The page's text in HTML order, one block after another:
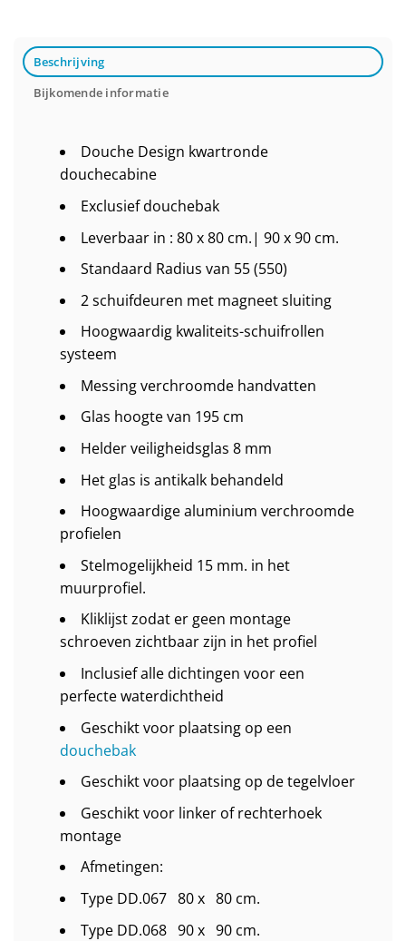
Beschrijving
Bijkomende informatie
Douche Design kwartronde
douchecabine
Exclusief douchebak
Leverbaar in : 80 x 80 cm.| 90 x 90 cm.
Standaard Radius van 55 (550)
2 schuifdeuren met magneet sluiting
Hoogwaardig kwaliteits-schuifrollen
systeem
Messing verchroomde handvatten
Glas hoogte van 195 cm
Helder veiligheidsglas 8 mm
Het glas is antikalk behandeld
Hoogwaardige aluminium verchroomde
profielen
Stelmogelijkheid 15 mm. in het
muurprofiel.
Kliklijst zodat er geen montage
schroeven zichtbaar zijn in het profiel
Inclusief alle dichtingen voor een
perfecte waterdichtheid
Geschikt voor plaatsing op een
douchebak
Geschikt voor plaatsing op de tegelvloer
Geschikt voor linker of rechterhoek
montage
Afmetingen:
Type DD.067 80 x 80 cm.
Type DD.068 90 x 90 cm.